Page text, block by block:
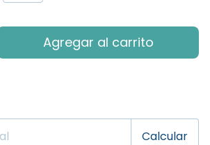
Calcular